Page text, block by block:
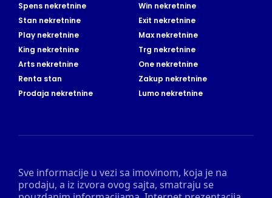
Sve informacije u vezi sa imovinom, koja je na
prodaju, a iz izvora ovog sajta, smatraju se
Spens nekretnine
Win nekretnine
Stan nekretnine
Exit nekretnine
Play nekretnine
Max nekretnine
King nekretnine
Trg nekretnine
Arts nekretnine
One nekretnine
Renta stan
Zakup nekretnine
Prodaja nekretnine
Lumo nekretnine